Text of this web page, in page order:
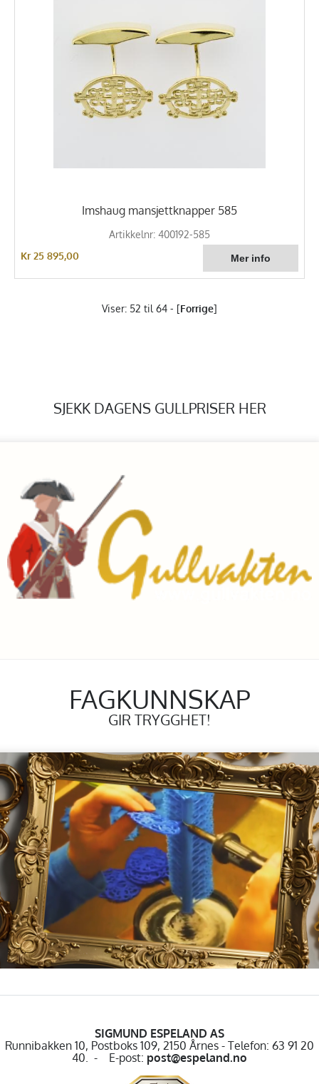
Imshaug mansjettknapper 585
Artikkelnr: 400192-585
Kr 25 895,00
Viser: 52 til 64 - [Forrige]
SJEKK DAGENS GULLPRISER HER
FAGKUNNSKAP
GIR TRYGGHET!
SIGMUND ESPELAND AS
Runnibakken 10, Postboks 109, 2150 Årnes - Telefon: 63 91 20
40. - E-post: post@espeland.no